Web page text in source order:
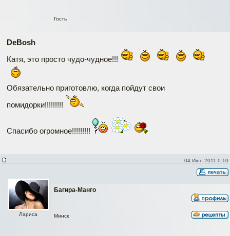
Гость
DeBosh
Катя, это просто чудо-чудное!!!
Обязательно приготовлю, когда пойдут свои
помидорки!!!!!!!!!
Спасибо огромное!!!!!!!!!
04 Июн 2011 0:10
Багира-Манго
Лариса Минск